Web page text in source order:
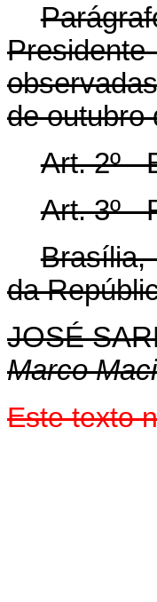
de outubro
Art. 2º -
Art. 3º -
Brasília,
da
JOSÉ
Marco
Este texto